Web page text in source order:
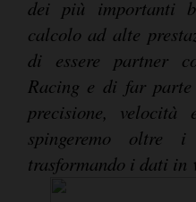
dei più importanti
calcolo ad alte
di essere partner
Racing e di far
precisione, velocità
spingeremo oltre
trasformando i dati in